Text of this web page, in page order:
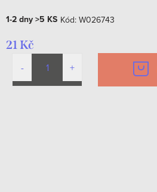
1-2 dny>5 KS Kód: W026743
21 Kč